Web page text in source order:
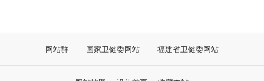
网站群 国家卫健委网站 福建省卫健委网站